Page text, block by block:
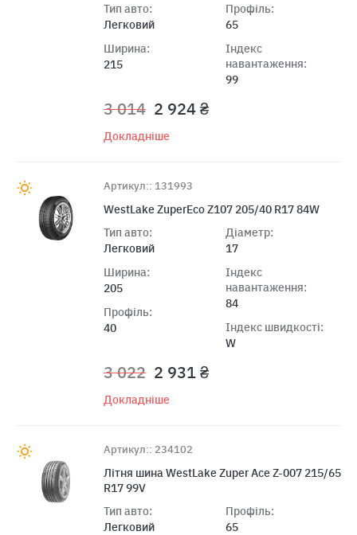
Тип авто:
Легковий
Ширина:
215
Профіль:
65
Індекс
навантаження:
99
3 014 2 924 ₴
Докладніше
Артикул:: 131993
WestLake ZuperEco Z107 205/40 R17 84W
Тип авто:
Легковий
Ширина:
205
Профіль:
40
Діаметр:
17
Індекс
навантаження:
84
Індекс швидкості:
W
3 022 2 931 ₴
Докладніше
Артикул:: 234102
Лiтня шина WestLake Zuper Ace Z-007 215/65
R17 99V
Тип авто:
Легковий
Профіль:
65